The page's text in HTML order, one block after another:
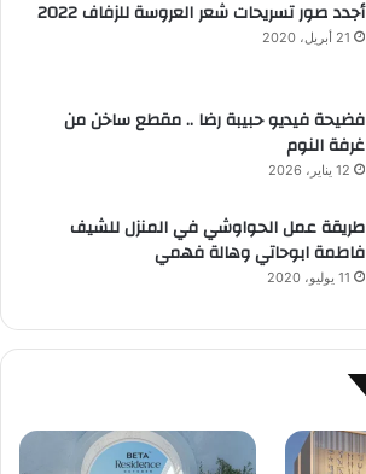
أجدد صور تسريحات شعر العروسة للزفاف 2022
21 أبريل، 2020
فضيحة فيديو حبيبة رضا .. مقطع ساخن من
غرفة النوم
12 يناير، 2026
طريقة عمل الحواوشي في المنزل للشيف
فاطمة ابوحاتي وهالة فهمي
11 يوليو، 2020